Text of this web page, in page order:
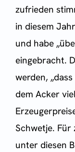
zufrieden
in diesem
und habe
eingebracht.
werden,
dem Acker
Schwetje. Für
unter diesen